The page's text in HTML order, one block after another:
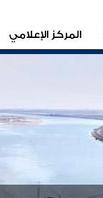
المركز الإعلامي